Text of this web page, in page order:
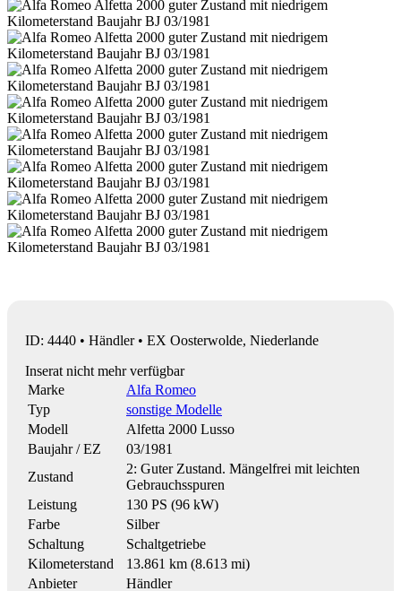
ID: 4440 • Händler • EX Oosterwolde, Niederlande
Inserat nicht mehr verfügbar
Marke
Alfa Romeo
Typ
sonstige Modelle
Modell
Alfetta 2000 Lusso
Baujahr / EZ
03/1981
Zustand
2: Guter Zustand. Mängelfrei mit leichten
Gebrauchsspuren
Leistung
130 PS (96 kW)
Farbe
Silber
Schaltung
Schaltgetriebe
Kilometerstand
13.861 km (8.613 mi)
Anbieter
Händler